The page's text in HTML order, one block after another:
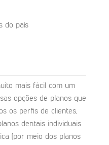
do país
mais fácil com um
opções de planos que
os perfis de clientes,
dentais individuais
(por meio dos planos